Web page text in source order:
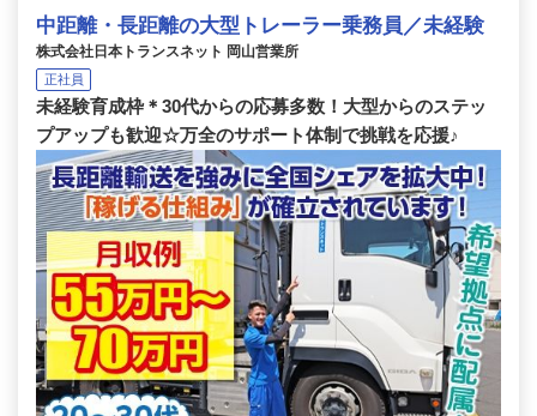
中距離・長距離の大型トレーラー乗務員／未経験
株式会社日本トランスネット 岡山営業所
正社員
未経験育成枠＊30代からの応募多数！大型からのステッ
プアップも歓迎☆万全のサポート体制で挑戦を応援♪